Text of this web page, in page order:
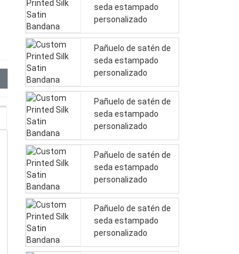
seda estampado
personalizado
Pañuelo de satén de
seda estampado
personalizado
Pañuelo de satén de
seda estampado
personalizado
Pañuelo de satén de
seda estampado
personalizado
Pañuelo de satén de
seda estampado
personalizado